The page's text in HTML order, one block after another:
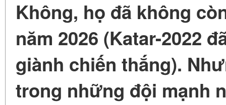
Không, họ đã không
năm 2026 (Katar-2022
giành chiến thắng).
trong những đội mạnh